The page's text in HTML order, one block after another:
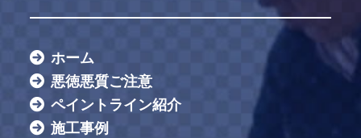
ホーム
悪徳悪質ご注意
ペイントライン紹介
施工事例